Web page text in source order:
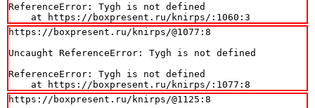
ReferenceError: Tygh is not defined
    at https://boxpresent.ru/knirps/:1060:3
https://boxpresent.ru/knirps/@1077:8
Uncaught ReferenceError: Tygh is not defined
ReferenceError: Tygh is not defined
    at https://boxpresent.ru/knirps/:1077:8
https://boxpresent.ru/knirps/@1125:8